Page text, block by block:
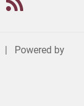
Powered by